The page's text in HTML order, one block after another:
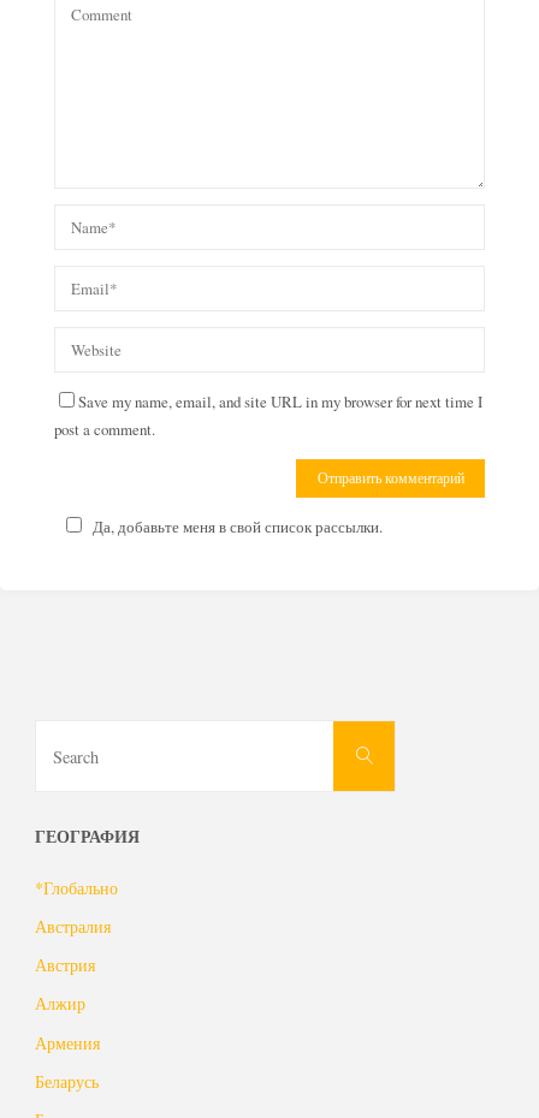
Save my name, email, and site URL in my browser for next time I
post a comment.
Да, добавьте меня в свой список рассылки.
Search
ГЕОГРАФИЯ
*Глобально
Австралия
Австрия
Алжир
Армения
Беларусь